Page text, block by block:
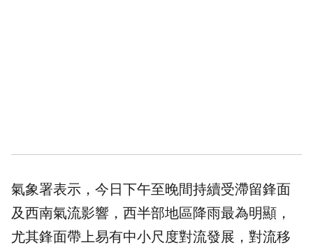
氣象署表示，今日下午至晚間持續受滯留鋒面
及西南氣流影響，西半部地區降雨最為明顯，
尤其鋒面帶上易有中小尺度對流發展，對流移